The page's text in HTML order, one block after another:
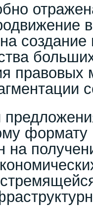
правовых
формату
на